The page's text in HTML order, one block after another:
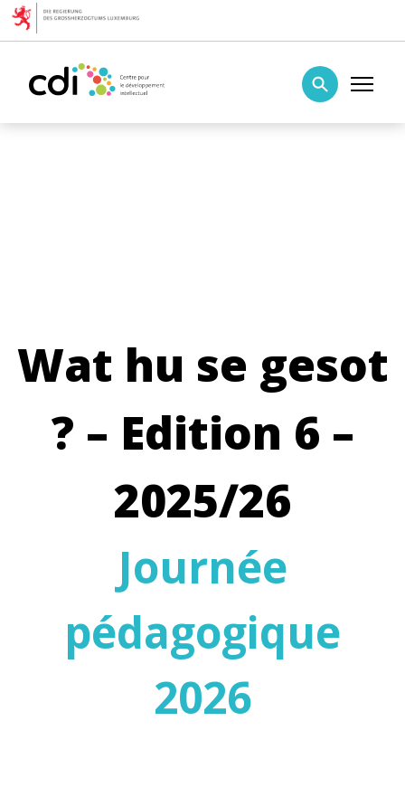
Skip to content
Wat hu se gesot
? – Edition 6 –
2025/26
Journée
pédagogique
2026